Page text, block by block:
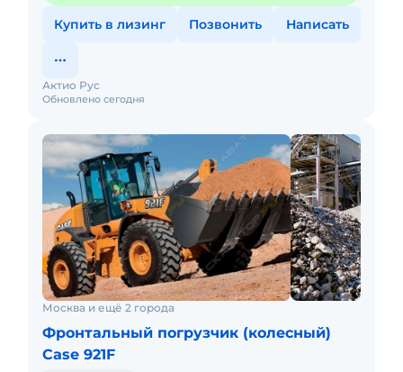
Купить в лизинг Позвонить Написать
Обновлено сегодня
Актио Рус
Москва и ещё 2 города
Фронтальный погрузчик (колесный)
Case 921F